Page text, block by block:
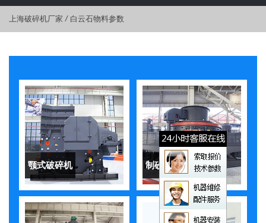
上海破碎机厂家 / 白云石物料参数
颚式破碎机 制砂机